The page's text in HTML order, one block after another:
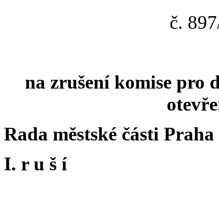
č.
na zrušení komise pro
Rada městské části Praha
I. r u š í